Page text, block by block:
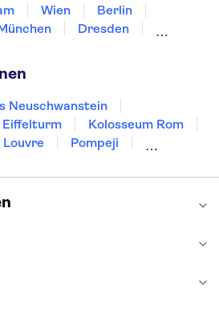
Wien
Berlin
Dresden
Neuschwanstein
Eiffelturm
Kolosseum Rom
Louvre
Pompeji
Keukenhof